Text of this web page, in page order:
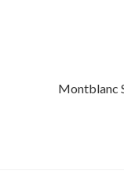
Montblanc